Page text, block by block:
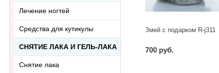
Змей с подарком R-j311
700 руб.
Лечение ногтей
Средства для кутикулы
СНЯТИЕ ЛАКА И ГЕЛЬ-ЛАКА
Снятие лака